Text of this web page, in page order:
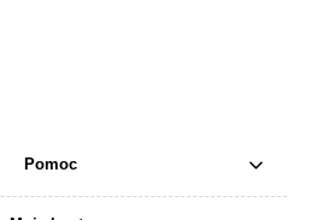
Pomoc